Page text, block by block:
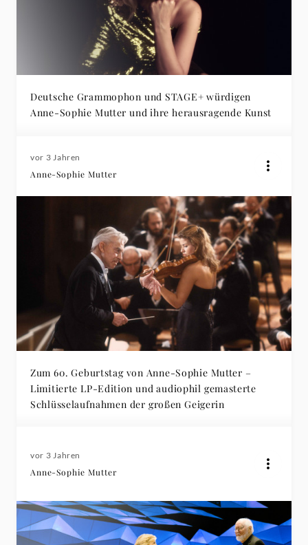
Deutsche Grammophon und STAGE+ würdigen
Anne-Sophie Mutter und ihre herausragende Kunst
vor 3 Jahren
Anne-Sophie Mutter
Zum 60. Geburtstag von Anne-Sophie Mutter –
Limitierte LP-Edition und audiophil gemasterte
Schlüsselaufnahmen der großen Geigerin
vor 3 Jahren
Anne-Sophie Mutter